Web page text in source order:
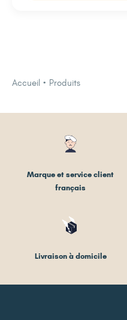
Accueil Produits
Marque et service client
français
Livraison à domicile